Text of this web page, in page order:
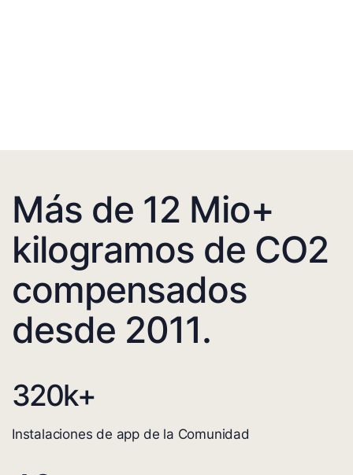
Más de 12 Mio+
kilogramos de CO2
compensados
desde 2011.
320k+
Instalaciones de app de la Comunidad